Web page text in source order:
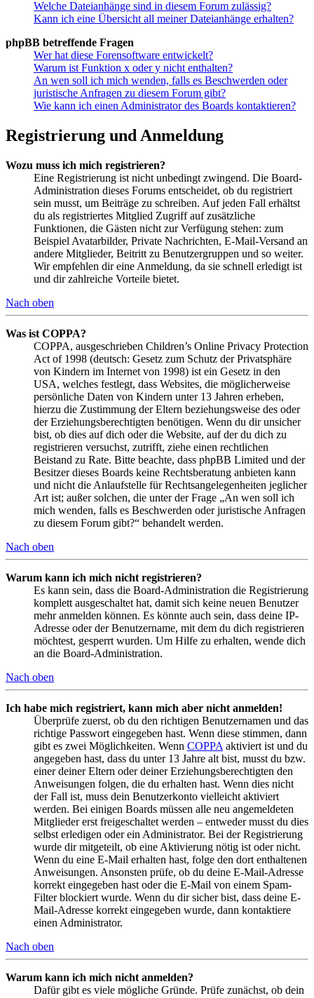
Welche Dateianhänge sind in diesem Forum zulässig?
Kann ich eine Übersicht all meiner Dateianhänge erhalten?
phpBB betreffende Fragen
Wer hat diese Forensoftware entwickelt?
Warum ist Funktion x oder y nicht enthalten?
An wen soll ich mich wenden, falls es Beschwerden oder
juristische Anfragen zu diesem Forum gibt?
Wie kann ich einen Administrator des Boards kontaktieren?
Registrierung und Anmeldung
Wozu muss ich mich registrieren?
Eine Registrierung ist nicht unbedingt zwingend. Die Board-
Administration dieses Forums entscheidet, ob du registriert
sein musst, um Beiträge zu schreiben. Auf jeden Fall erhältst
du als registriertes Mitglied Zugriff auf zusätzliche
Funktionen, die Gästen nicht zur Verfügung stehen: zum
Beispiel Avatarbilder, Private Nachrichten, E-Mail-Versand an
andere Mitglieder, Beitritt zu Benutzergruppen und so weiter.
Wir empfehlen dir eine Anmeldung, da sie schnell erledigt ist
und dir zahlreiche Vorteile bietet.
Nach oben
Was ist COPPA?
COPPA, ausgeschrieben Children’s Online Privacy Protection
Act of 1998 (deutsch: Gesetz zum Schutz der Privatsphäre
von Kindern im Internet von 1998) ist ein Gesetz in den
USA, welches festlegt, dass Websites, die möglicherweise
persönliche Daten von Kindern unter 13 Jahren erheben,
hierzu die Zustimmung der Eltern beziehungsweise des oder
der Erziehungsberechtigten benötigen. Wenn du dir unsicher
bist, ob dies auf dich oder die Website, auf der du dich zu
registrieren versuchst, zutrifft, ziehe einen rechtlichen
Beistand zu Rate. Bitte beachte, dass phpBB Limited und der
Besitzer dieses Boards keine Rechtsberatung anbieten kann
und nicht die Anlaufstelle für Rechtsangelegenheiten jeglicher
Art ist; außer solchen, die unter der Frage „An wen soll ich
mich wenden, falls es Beschwerden oder juristische Anfragen
zu diesem Forum gibt?“ behandelt werden.
Nach oben
Warum kann ich mich nicht registrieren?
Es kann sein, dass die Board-Administration die Registrierung
komplett ausgeschaltet hat, damit sich keine neuen Benutzer
mehr anmelden können. Es könnte auch sein, dass deine IP-
Adresse oder der Benutzername, mit dem du dich registrieren
möchtest, gesperrt wurden. Um Hilfe zu erhalten, wende dich
an die Board-Administration.
Nach oben
Ich habe mich registriert, kann mich aber nicht anmelden!
Überprüfe zuerst, ob du den richtigen Benutzernamen und das
richtige Passwort eingegeben hast. Wenn diese stimmen, dann
gibt es zwei Möglichkeiten. Wenn COPPA aktiviert ist und du
angegeben hast, dass du unter 13 Jahre alt bist, musst du bzw.
einer deiner Eltern oder deiner Erziehungsberechtigten den
Anweisungen folgen, die du erhalten hast. Wenn dies nicht
der Fall ist, muss dein Benutzerkonto vielleicht aktiviert
werden. Bei einigen Boards müssen alle neu angemeldeten
Mitglieder erst freigeschaltet werden – entweder musst du dies
selbst erledigen oder ein Administrator. Bei der Registrierung
wurde dir mitgeteilt, ob eine Aktivierung nötig ist oder nicht.
Wenn du eine E-Mail erhalten hast, folge den dort enthaltenen
Anweisungen. Ansonsten prüfe, ob du deine E-Mail-Adresse
korrekt eingegeben hast oder die E-Mail von einem Spam-
Filter blockiert wurde. Wenn du dir sicher bist, dass deine E-
Mail-Adresse korrekt eingegeben wurde, dann kontaktiere
einen Administrator.
Nach oben
Warum kann ich mich nicht anmelden?
Dafür gibt es viele mögliche Gründe. Prüfe zunächst, ob dein